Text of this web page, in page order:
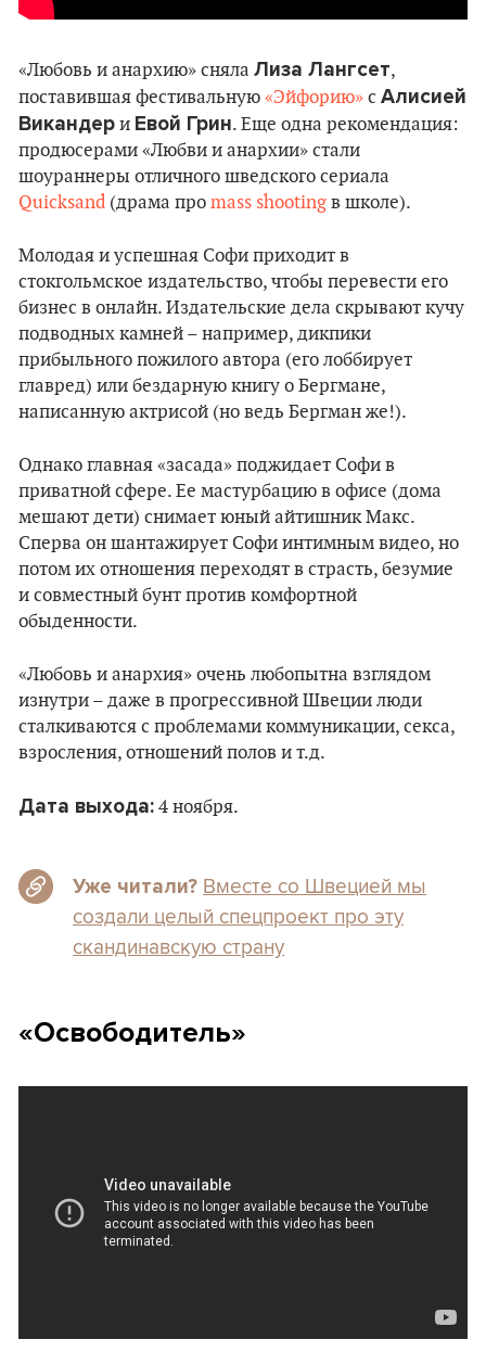
«Любовь и анархию» сняла Лиза Лангсет,
поставившая фестивальную «Эйфорию» с Алисией
Викандер и Евой Грин. Еще одна рекомендация:
продюсерами «Любви и анархии» стали
шоураннеры отличного шведского сериала
Quicksand (драма про mass shooting в школе).
Молодая и успешная Софи приходит в
стокгольмское издательство, чтобы перевести его
бизнес в онлайн. Издательские дела скрывают кучу
подводных камней – например, дикпики
прибыльного пожилого автора (его лоббирует
главред) или бездарную книгу о Бергмане,
написанную актрисой (но ведь Бергман же!).
Однако главная «засада» поджидает Софи в
приватной сфере. Ее мастурбацию в офисе (дома
мешают дети) снимает юный айтишник Макс.
Сперва он шантажирует Софи интимным видео, но
потом их отношения переходят в страсть, безумие
и совместный бунт против комфортной
обыденности.
«Любовь и анархия» очень любопытна взглядом
изнутри – даже в прогрессивной Швеции люди
сталкиваются с проблемами коммуникации, секса,
взросления, отношений полов и т.д.
Дата выхода: 4 ноября.
Уже читали? Вместе со Швецией мы
создали целый спецпроект про эту
скандинавскую страну
«Освободитель»